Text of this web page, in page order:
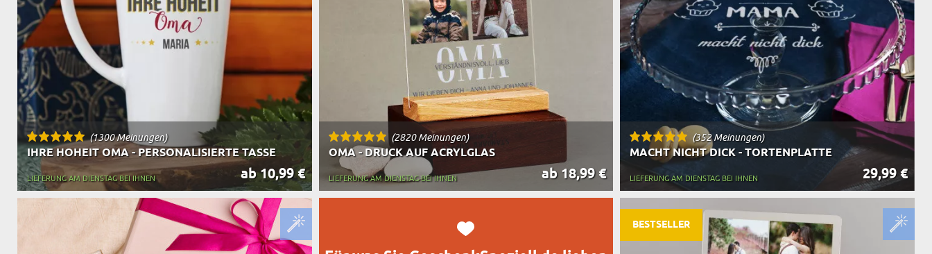
GESCHENKE FÜR SCHWIEGERELTERNART DES GESCHENKS
TASSE MIT UNTERSETZER
(1300 Meinungen)
IHRE HOHEIT OMA - PERSONALISIERTE TASSE
ab 10,99 €
LIEFERUNG AM DIENSTAG BEI IHNEN
(2820 Meinungen)
OMA - DRUCK AUF ACRYLGLAS
ab 18,99 €
LIEFERUNG AM DIENSTAG BEI IHNEN
(352 Meinungen)
MACHT NICHT DICK - TORTENPLATTE
29,99 €
LIEFERUNG AM DIENSTAG BEI IHNEN
BESTSELLER